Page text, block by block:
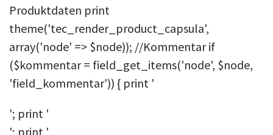
Produktdaten print
theme('tec_render_product_capsula',
array('node' => $node)); //Kommentar if
($kommentar = field_get_items('node', $node,
'field_kommentar')) { print '
'; print '
'; print '